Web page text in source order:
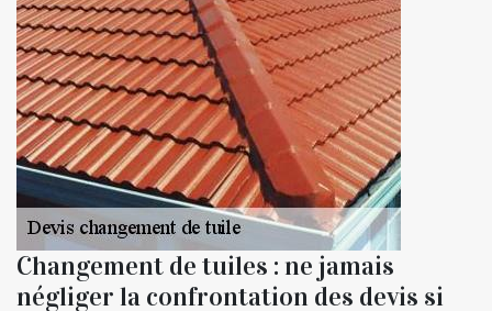
Changement de tuiles : ne jamais
négliger la confrontation des devis si